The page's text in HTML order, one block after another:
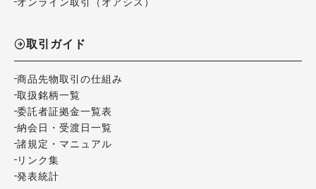
取引ガイド
商品先物取引の仕組み
取扱銘柄一覧
委託者証拠金一覧表
納会日・受渡日一覧
諸規定・マニュアル
リンク集
発表統計